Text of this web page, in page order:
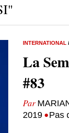
INTERNATIONAL
La
#83
Par
2019 •Pas